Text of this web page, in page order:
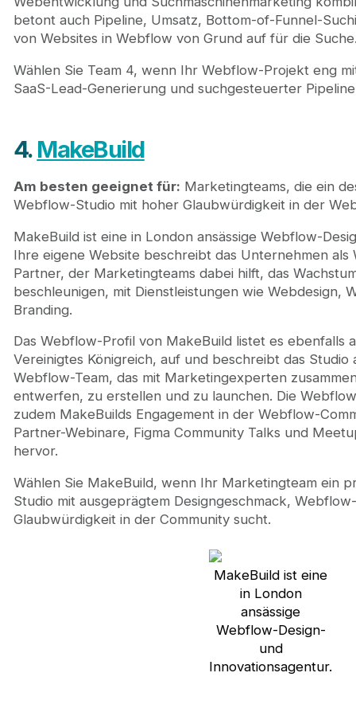
betont auch Pipeline, Umsatz, Bottom-of-Funnel-
von Websites in Webflow von Grund auf für die
Wählen Sie Team 4, wenn Ihr Webflow-Projekt eng
SaaS-Lead-Generierung und suchgesteuerter
4. MakeBuild
Am besten geeignet für: Marketingteams, die ein
Webflow-Studio mit hoher Glaubwürdigkeit in der
MakeBuild ist eine in London ansässige Webflow-
Ihre eigene Website beschreibt das Unternehmen
Partner, der Marketingteams dabei hilft, das
beschleunigen, mit Dienstleistungen wie Webdesign,
Branding.
Das Webflow-Profil von MakeBuild listet es ebenfalls
Vereinigtes Königreich, auf und beschreibt das Studio
Webflow-Team, das mit Marketingexperten
entwerfen, zu erstellen und zu launchen. Die
zudem MakeBuilds Engagement in der Webflow-
Partner-Webinare, Figma Community Talks und
hervor.
Wählen Sie MakeBuild, wenn Ihr Marketingteam ein
Studio mit ausgeprägtem Designgeschmack,
Glaubwürdigkeit in der Community sucht.
MakeBuild ist eine
in London
ansässige
Webflow-Design-
und
Innovationsagentur.